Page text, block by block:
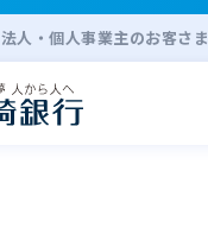
法人・個人事業主のお客さま